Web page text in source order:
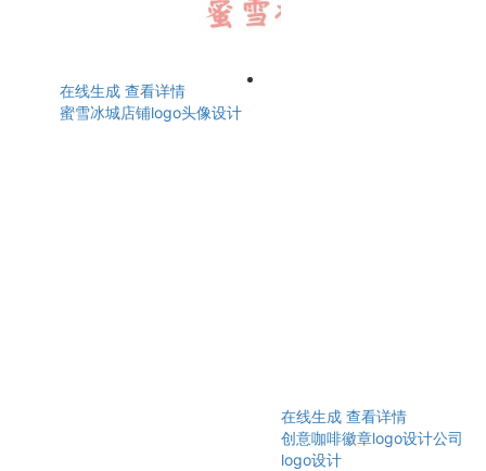
在线生成 查看详情
蜜雪冰城店铺logo头像设计
在线生成 查看详情
创意咖啡徽章logo设计公司
logo设计